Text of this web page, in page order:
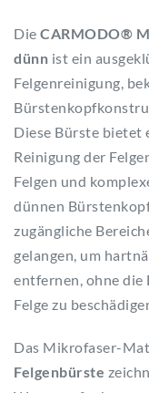
Die CARMODO®
dünn ist ein
Felgenreinigung,
Diese Bürste bietet
Reinigung der
Felgen und
dünnen
zugängliche
gelangen, um
entfernen, ohne die
Felge zu
Das Mikrofaser-
Felgenbürste